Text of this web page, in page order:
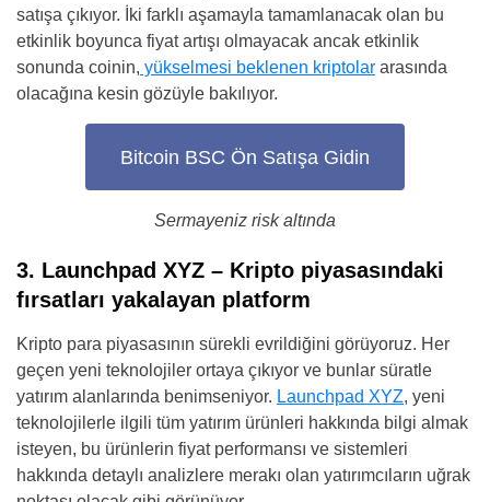
satışa çıkıyor. İki farklı aşamayla tamamlanacak olan bu
etkinlik boyunca fiyat artışı olmayacak ancak etkinlik
sonunda coinin, yükselmesi beklenen kriptolar arasında
olacağına kesin gözüyle bakılıyor.
Bitcoin BSC Ön Satışa Gidin
Sermayeniz risk altında
3. Launchpad XYZ – Kripto piyasasındaki
fırsatları yakalayan platform
Kripto para piyasasının sürekli evrildiğini görüyoruz. Her
geçen yeni teknolojiler ortaya çıkıyor ve bunlar süratle
yatırım alanlarında benimseniyor. Launchpad XYZ, yeni
teknolojilerle ilgili tüm yatırım ürünleri hakkında bilgi almak
isteyen, bu ürünlerin fiyat performansı ve sistemleri
hakkında detaylı analizlere merakı olan yatırımcıların uğrak